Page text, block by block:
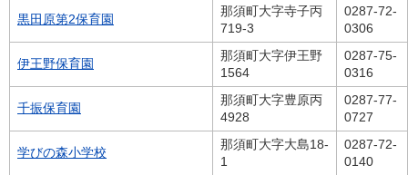
黒田原第2保育園
那須町大字寺子丙
719-3
0287-72-
0306
伊王野保育園
那須町大字伊王野
1564
0287-75-
0316
千振保育園
那須町大字豊原丙
4928
0287-77-
0727
学びの森小学校
那須町大字大島18-
1
0287-72-
0140